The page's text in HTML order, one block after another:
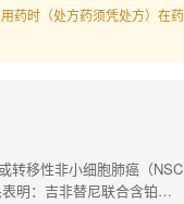
药时（处方药须凭处方）在药
转移性非小细胞肺癌（NSC
明：吉非替尼联合含铂化